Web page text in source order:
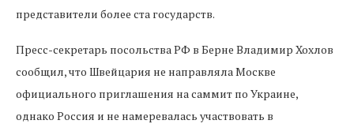
представители более ста государств.
Пресс-секретарь посольства РФ в Берне Владимир Хохлов
сообщил, что Швейцария не направляла Москве
официального приглашения на саммит по Украине,
однако Россия и не намеревалась участвовать в